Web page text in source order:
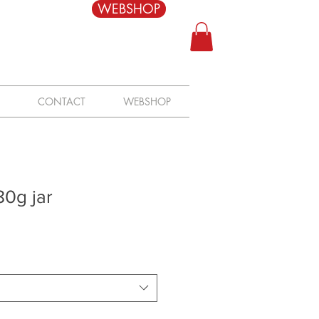
WEBSHOP
jar
CONTACT WEBSHOP